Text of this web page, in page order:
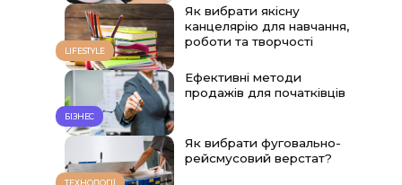
LIFESTYLE
Як вибрати якісну
канцелярію для навчання,
роботи та творчості
БІЗНЕС
Ефективні методи
продажів для початківців
ТЕХНОЛОГІЇ
Як вибрати фуговально-
рейсмусовий верстат?